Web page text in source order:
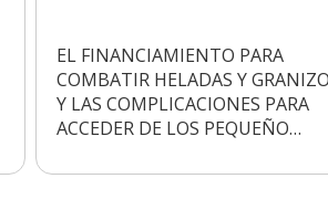
EL FINANCIAMIENTO PARA
COMBATIR HELADAS Y
Y LAS COMPLICACIONES PARA
ACCEDER DE LOS PEQUEÑO…